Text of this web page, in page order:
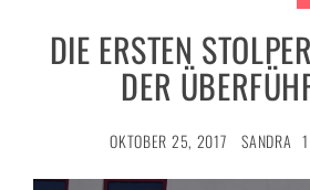
DIE ERSTEN
DER
OKTOBER 25, 2017 SANDRA